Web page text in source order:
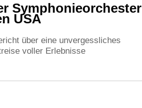
Symphonieorchester
USA
über eine unvergessliches
voller Erlebnisse